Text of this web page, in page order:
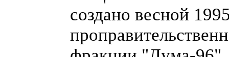
создано весной